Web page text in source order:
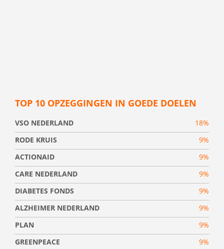
TOP 10 OPZEGGINGEN IN GOEDE DOELEN
VSO NEDERLAND
18%
RODE KRUIS
9%
ACTIONAID
9%
CARE NEDERLAND
9%
DIABETES FONDS
9%
ALZHEIMER NEDERLAND
9%
PLAN
9%
GREENPEACE
9%